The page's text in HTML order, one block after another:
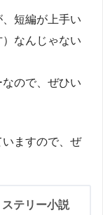
短編が上手い
なんじゃない
ので、ぜひい
ますので、ぜ
ステリー小説